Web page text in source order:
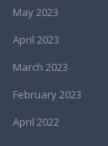
May 2023
April 2023
March 2023
February 2023
April 2022